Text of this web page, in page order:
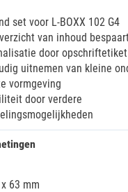
set voor L-BOXX 102 G4
van inhoud
door
uitnemen van kleine
vormgeving
door verdere
63 mm